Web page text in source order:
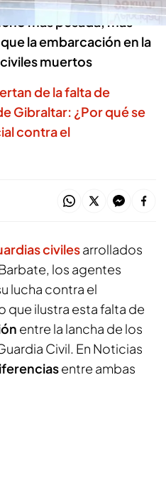
más pesada, más
la embarcación en la
muertos
de la falta de
Gibraltar: ¿Por qué se
contra el
civilesarrollados
los agentes
lucha contra el
que ilustra esta falta de
entre la lancha de los
Civil. En Noticias
entre ambas